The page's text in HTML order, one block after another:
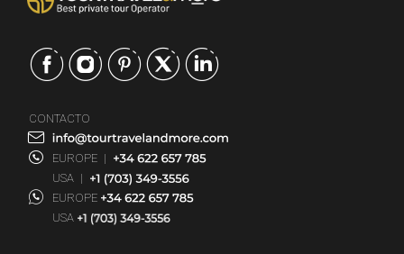
CONTACTO
EUROPE |
USA |
EUROPE
USA